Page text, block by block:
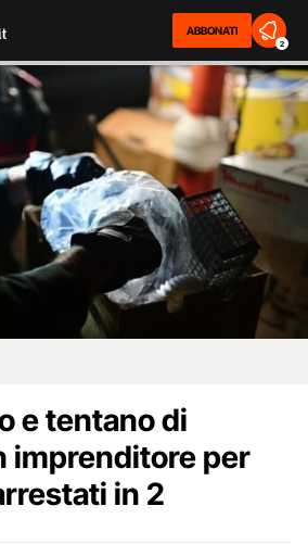
ABBONATI
2
e tentano di
imprenditore per
in 2